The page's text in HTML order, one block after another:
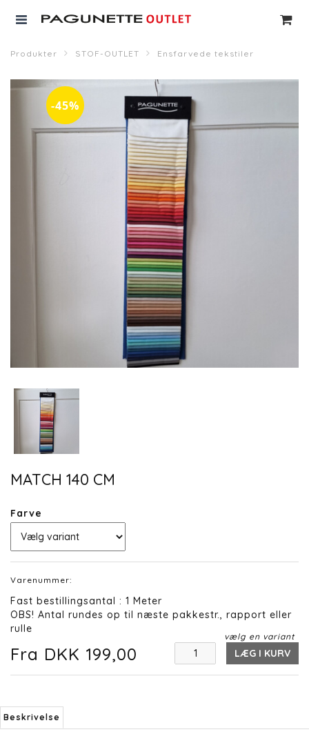
Produkter STOF-OUTLET Ensfarvede tekstiler
-45%
MATCH 140 CM
Farve
Varenummer:
Fast bestillingsantal : 1 Meter
OBS! Antal rundes op til næste pakkestr., rapport eller
rulle
Fra DKK 199,00 LÆG I KURV
vælg en variant
Beskrivelse